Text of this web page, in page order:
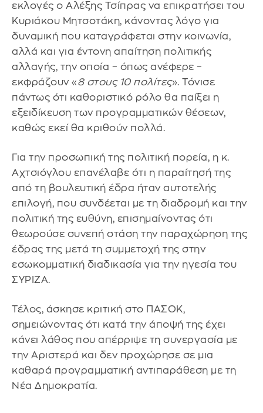
εκλογές ο Αλέξης Τσίπρας να επικρατήσει του
Κυριάκου Μητσοτάκη, κάνοντας λόγο για
δυναμική που καταγράφεται στην κοινωνία,
αλλά και για έντονη απαίτηση πολιτικής
αλλαγής, την οποία – όπως ανέφερε –
εκφράζουν «8 στους 10 πολίτες». Τόνισε
πάντως ότι καθοριστικό ρόλο θα παίξει η
εξειδίκευση των προγραμματικών θέσεων,
καθώς εκεί θα κριθούν πολλά.
Για την προσωπική της πολιτική πορεία, η κ.
Αχτσιόγλου επανέλαβε ότι η παραίτησή της
από τη βουλευτική έδρα ήταν αυτοτελής
επιλογή, που συνδέεται με τη διαδρομή και την
πολιτική της ευθύνη, επισημαίνοντας ότι
θεωρούσε συνεπή στάση την παραχώρηση της
έδρας της μετά τη συμμετοχή της στην
εσωκομματική διαδικασία για την ηγεσία του
ΣΥΡΙΖΑ.
Τέλος, άσκησε κριτική στο ΠΑΣΟΚ,
σημειώνοντας ότι κατά την άποψή της έχει
κάνει λάθος που απέρριψε τη συνεργασία με
την Αριστερά και δεν προχώρησε σε μια
καθαρά προγραμματική αντιπαράθεση με τη
Νέα Δημοκρατία.